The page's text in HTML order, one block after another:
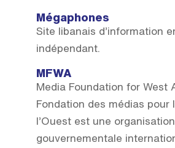
Mégaphones
Site libanais d’information
indépendant.
MFWA
Media Foundation for West
Fondation des médias pour
l’Ouest est une
gouvernementale